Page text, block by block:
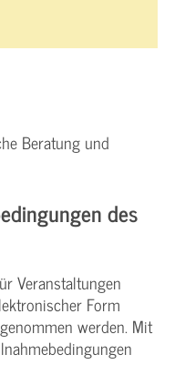
Beratung und
des
Veranstaltungen
Form
werden. Mit